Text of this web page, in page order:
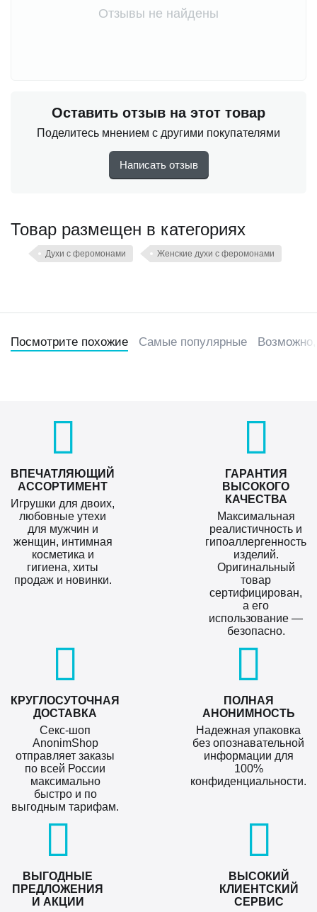
Отзывы не найдены
Оставить отзыв на этот товар
Поделитесь мнением с другими покупателями
Написать отзыв
Товар размещен в категориях
Духи с феромонами Женские духи с феромонами
Посмотрите похожие Самые популярные Возможно,
ВПЕЧАТЛЯЮЩИЙ
АССОРТИМЕНТ
Игрушки для двоих,
любовные утехи
для мужчин и
женщин, интимная
косметика и
гигиена, хиты
продаж и новинки.
ГАРАНТИЯ
ВЫСОКОГО
КАЧЕСТВА
Максимальная
реалистичность и
гипоаллергенность
изделий.
Оригинальный
товар
сертифицирован,
а его
использование —
безопасно.
КРУГЛОСУТОЧНАЯ
ДОСТАВКА
Секс-шоп
AnonimShop
отправляет заказы
по всей России
максимально
быстро и по
выгодным тарифам.
ПОЛНАЯ
АНОНИМНОСТЬ
Надежная упаковка
без опознавательной
информации для
100%
конфиденциальности.
ВЫГОДНЫЕ
ПРЕДЛОЖЕНИЯ
И АКЦИИ
ВЫСОКИЙ
КЛИЕНТСКИЙ
СЕРВИС